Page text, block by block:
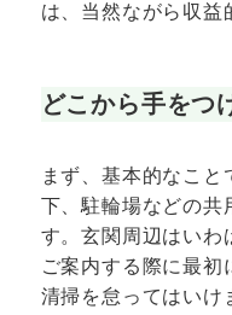
は、当然ながら収益
どこから手をつ
まず、基本的なこ
下、駐輪場などの共
す。玄関周辺はいわ
ご案内する際に最初
清掃を怠ってはいけ